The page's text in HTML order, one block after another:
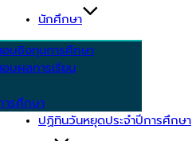
นักศึกษา
บชิงทุนการศึกษา
บผลการเรียน
รศึกษา
ปฏิทินวันหยุดประจำปีการศึกษา